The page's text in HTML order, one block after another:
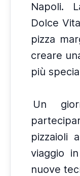
Napoli.
Dolce
pizza
creare
più
Un
pizzaioli
viaggio
nuove